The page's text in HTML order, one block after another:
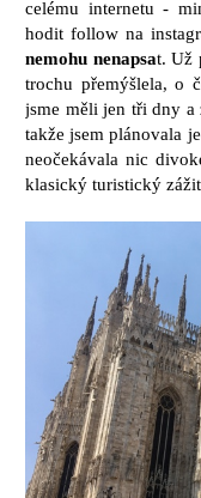
celému internetu -
hodit follow na
nemohu nenapsat. Už
trochu přemýšlela, o
jsme měli jen tři dny a
takže jsem plánovala
neočekávala nic
klasický turistický